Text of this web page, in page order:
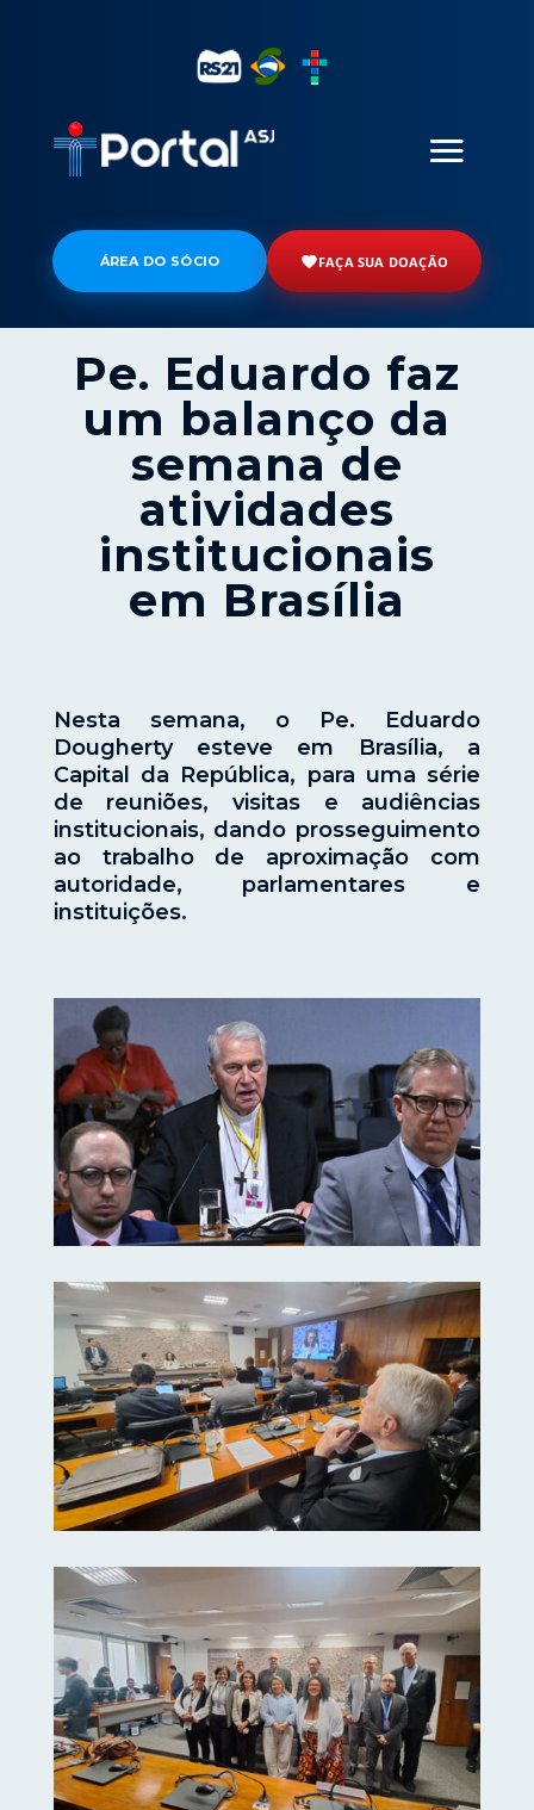
ÁREA DO SÓCIO FAÇA SUA DOAÇÃO
Pe. Eduardo faz
um balanço da
semana de
atividades
institucionais
em Brasília
Nesta semana, o Pe. Eduardo
Dougherty esteve em Brasília, a
Capital da República, para uma série
de reuniões, visitas e audiências
institucionais, dando prosseguimento
ao trabalho de aproximação com
autoridade, parlamentares e
instituições.